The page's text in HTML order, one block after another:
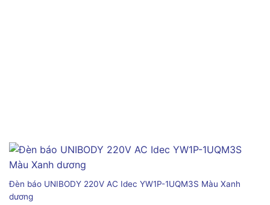
Đèn báo UNIBODY 220V AC Idec YW1P-1UQM3S Màu Xanh
dương